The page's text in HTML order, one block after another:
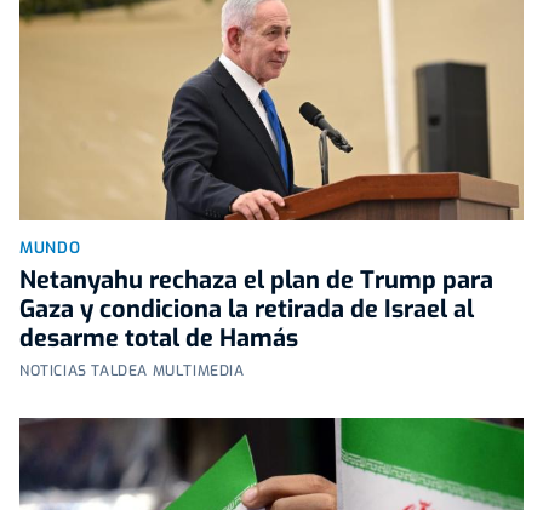
MUNDO
Netanyahu rechaza el plan de Trump para
Gaza y condiciona la retirada de Israel al
desarme total de Hamás
NOTICIAS TALDEA MULTIMEDIA